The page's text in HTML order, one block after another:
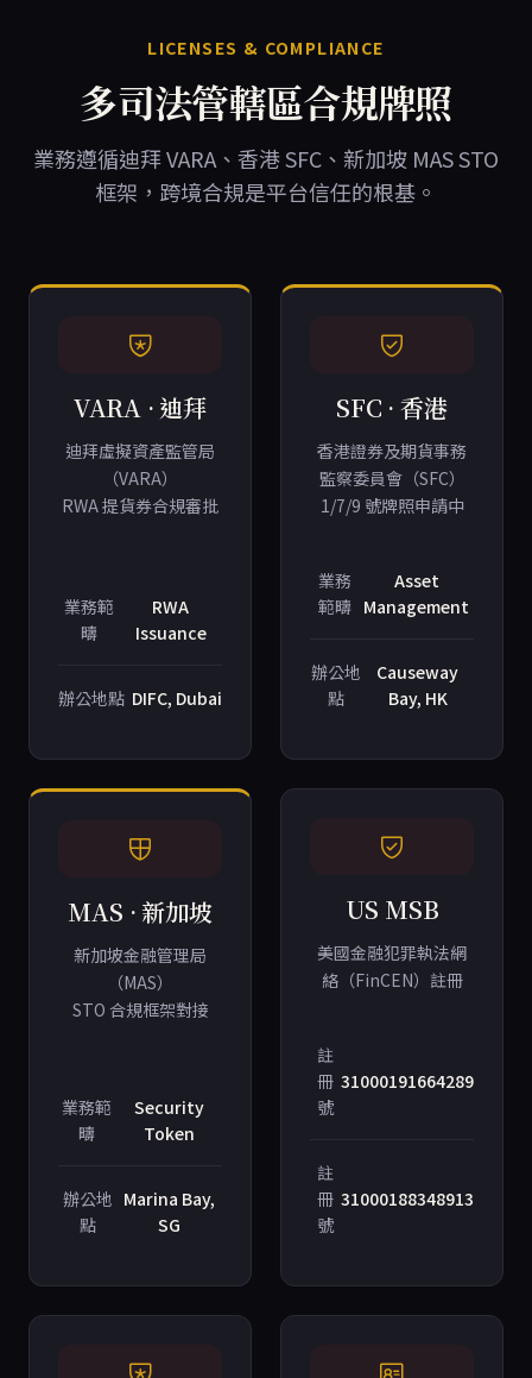
LICENSES & COMPLIANCE
多司法管轄區合規牌照
業務遵循迪拜 VARA、香港 SFC、新加坡 MAS STO
框架，跨境合規是平台信任的根基。
VARA · 迪拜
迪拜虛擬資產監管局
（VARA）
RWA 提貨券合規審批
業務範
疇
RWA
Issuance
辦公地點 DIFC, Dubai
SFC · 香港
香港證券及期貨事務
監察委員會（SFC）
1/7/9 號牌照申請中
業務
範疇
Asset
Management
辦公地
點
Causeway
Bay, HK
MAS · 新加坡
新加坡金融管理局
（MAS）
STO 合規框架對接
業務範
疇
Security
Token
辦公地
點
Marina Bay,
SG
US MSB
美國金融犯罪執法網
絡（FinCEN）註冊
註
冊
號
31000191664289
註
冊
號
31000188348913